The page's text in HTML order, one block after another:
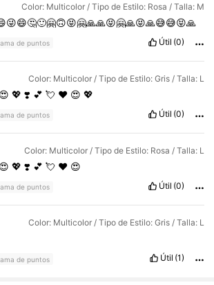
Color: Multicolor / Tipo de Estilo: Rosa / Talla: M
de puntos Útil (0)
Color: Multicolor / Tipo de Estilo: Gris / Talla: L
😍💖❣️ 💕💘 ❤️ 😍💖
de puntos Útil (0)
Color: Multicolor / Tipo de Estilo: Rosa / Talla: L
😍💖❣️ 💕💘 ❤️ 😍
de puntos Útil (0)
Color: Multicolor / Tipo de Estilo: Gris / Talla: L
de puntos Útil (1)